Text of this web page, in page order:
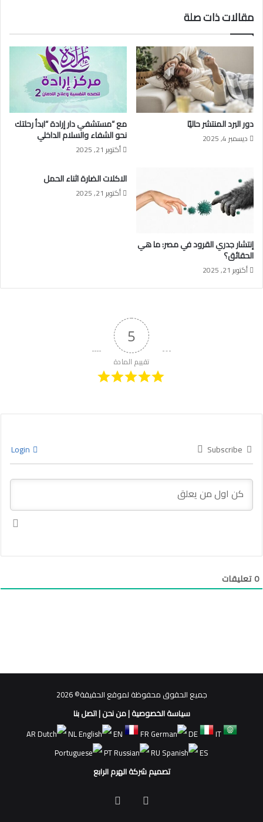
مقالات ذات صلة
دور البرد المنتشر حاليًا
ديسمبر 4, 2025
مع “مستشفي دار إرادة “ابدأ رحلتك
نحو الشفاء والسلام الداخلي
أكتوبر 21, 2025
إنتشار جدري القرود في مصر: ما هي
الحقائق؟
أكتوبر 21, 2025
الاكلات الضارة اثناء الحمل
أكتوبر 21, 2025
5
تقييم المادة
Subscribe
0تعليقات
جميع الحقوق محفوظة لموقع الحقيقة© 2026
سياسة الخصوصية|من نحن|اتصل بنا
AR
NL EN FR DE
IT
PT
RU
ES
تصميم شركة الهرم الرابع
فيسبوك